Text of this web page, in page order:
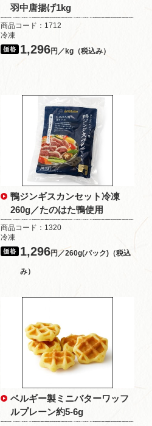
羽中唐揚げ1kg
商品コード：1712
冷凍
1,296円／kg（税込み）
鴨ジンギスカンセット冷凍
260g／たのはた鴨使用
商品コード：1320
冷凍
1,296円／260g(パック)（税込
み）
ベルギー製ミニバターワッフ
ルプレーン約5-6g